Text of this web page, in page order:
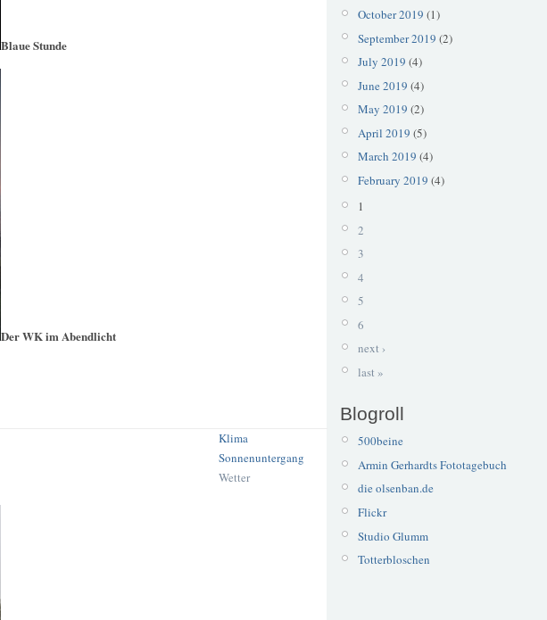
Blaue Stunde
Der WK im Abendlicht
Klima
Sonnenuntergang
Wetter
October 2019 (1)
September 2019 (2)
July 2019 (4)
June 2019 (4)
May 2019 (2)
April 2019 (5)
March 2019 (4)
February 2019 (4)
1
2
3
4
5
6
next ›
last »
Blogroll
500beine
Armin Gerhardts Fototagebuch
die olsenban.de
Flickr
Studio Glumm
Totterbloschen